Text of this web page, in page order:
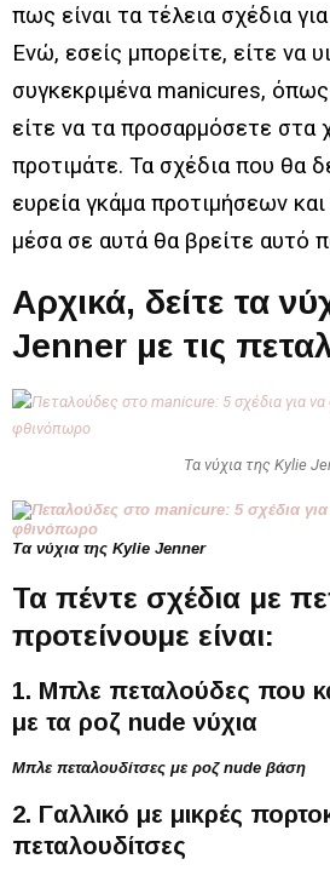
πως είναι τα τέλεια σχέδια
Ενώ, εσείς μπορείτε, είτε να
συγκεκριμένα manicures, όπως
είτε να τα προσαρμόσετε στα
προτιμάτε. Τα σχέδια που θα
ευρεία γκάμα προτιμήσεων
μέσα σε αυτά θα βρείτε αυτό
Αρχικά, δείτε τα
Jenner με τις
Τα νύχια της Kylie
Τα νύχια της Kylie Jenner
Τα πέντε σχέδια με
προτείνουμε είναι:
1. Μπλε πεταλούδες που
με τα ροζ nude νύχια
Μπλε πεταλουδίτσες με ροζ nude βάση
2. Γαλλικό με μικρές
πεταλουδίτσες